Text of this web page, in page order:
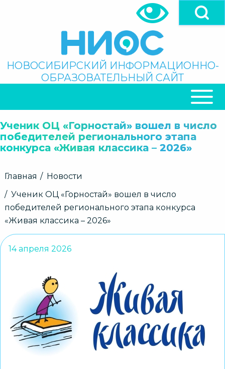
Поиск
НОВОСИБИРСКИЙ ИНФОРМАЦИОННО-
ОБРАЗОВАТЕЛЬНЫЙ САЙТ
НАВИГАЦИЯ
Ученик ОЦ «Горностай» вошел в число
победителей регионального этапа
конкурса «Живая классика – 2026»
Строка
Главная
Новости
Ученик ОЦ «Горностай» вошел в число
победителей регионального этапа конкурса
«Живая классика – 2026»
14 апреля 2026